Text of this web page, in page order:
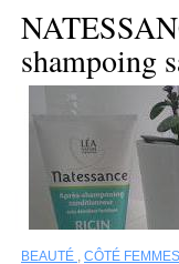
shampoing
BEAUTÉ , CÔTÉ FEMMES